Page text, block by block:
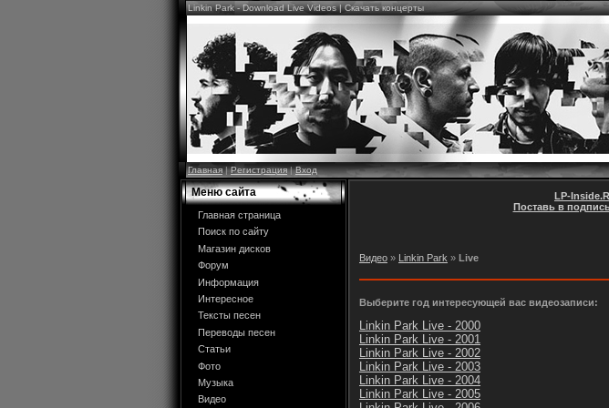
Linkin Park - Download Live Videos | Скачать концерты
Главная|Регистрация|Вход
Меню сайта
Главная страница
Поиск по сайту
Магазин дисков
Форум
Информация
Интересное
Тексты песен
Переводы песен
Статьи
Фото
Музыка
Видео
LP-
Поставь в
Видео » Linkin Park » Live
Выберите год интересующей вас видеозаписи:
Linkin Park Live - 2000
Linkin Park Live - 2001
Linkin Park Live - 2002
Linkin Park Live - 2003
Linkin Park Live - 2004
Linkin Park Live - 2005